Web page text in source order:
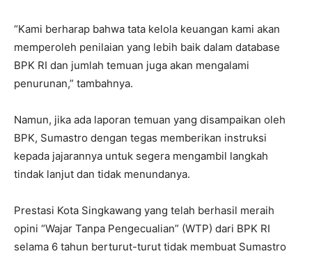
“Kami berharap bahwa tata kelola keuangan kami akan
memperoleh penilaian yang lebih baik dalam database
BPK RI dan jumlah temuan juga akan mengalami
penurunan,” tambahnya.
Namun, jika ada laporan temuan yang disampaikan oleh
BPK, Sumastro dengan tegas memberikan instruksi
kepada jajarannya untuk segera mengambil langkah
tindak lanjut dan tidak menundanya.
Prestasi Kota Singkawang yang telah berhasil meraih
opini “Wajar Tanpa Pengecualian” (WTP) dari BPK RI
selama 6 tahun berturut-turut tidak membuat Sumastro